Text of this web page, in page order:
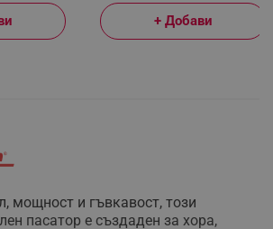
+ Добави
мощност и гъвкавост, този
пасатор е създаден за хора,